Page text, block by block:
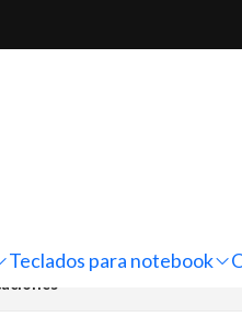
Teclados para notebook
Inspiron 15 3583